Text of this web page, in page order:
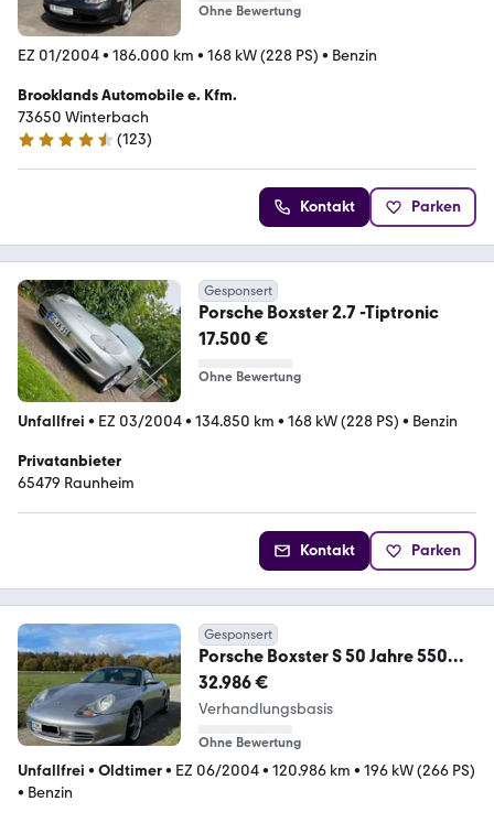
Ohne Bewertung
EZ 01/2004• 186.000 km • 168 kW (228 PS) • Benzin
Brooklands Automobile e. Kfm.
73650 Winterbach
4.7 Sterne
(123)
Kontakt Parken
Gesponsert
Porsche Boxster 2.7 -Tiptronic
17.500 €
Ohne Bewertung
Unfallfrei • EZ 03/2004• 134.850 km • 168 kW (228 PS) • Benzin
Privatanbieter
65479 Raunheim
Kontakt Parken
Gesponsert
Porsche Boxster S 50 Jahre 550
Spyder Sondermodel limiti
32.986 €
Verhandlungsbasis
Ohne Bewertung
Unfallfrei • Oldtimer• EZ 06/2004• 120.986 km • 196 kW (266 PS)
• Benzin